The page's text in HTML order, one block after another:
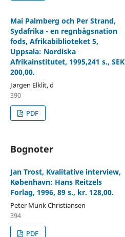
Mai Palmberg och Per Strand,
Sydafrika - en regnbågsnation
fods, Afrikabiblioteket 5,
Uppsala: Nordiska
Afrikainstitutet, 1995,241 s., SEK
200,00.
Jørgen Elklit, d
390
PDF
Bognoter
Jan Trost, Kvalitative interview,
København: Hans Reitzels
Forlag, 1996, 89 s., kr. 128,00.
Peter Munk Christiansen
394
PDF